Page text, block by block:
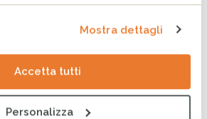
Mostra dettagli
Accetta tutti
Personalizza
regionale sul
all’infanzia in Italia
CESVI a COOPERA 2026, la
cooperazione allo sviluppo